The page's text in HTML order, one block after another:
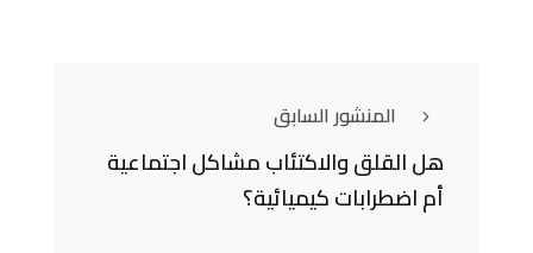
المنشور السابق
هل القلق والاكتئاب مشاكل اجتماعية
أم اضطرابات كيميائية؟